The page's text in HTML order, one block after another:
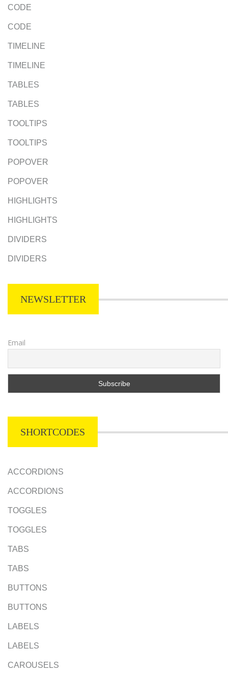
CODE
CODE
TIMELINE
TIMELINE
TABLES
TABLES
TOOLTIPS
TOOLTIPS
POPOVER
POPOVER
HIGHLIGHTS
HIGHLIGHTS
DIVIDERS
DIVIDERS
NEWSLETTER
Email
SHORTCODES
ACCORDIONS
ACCORDIONS
TOGGLES
TOGGLES
TABS
TABS
BUTTONS
BUTTONS
LABELS
LABELS
CAROUSELS